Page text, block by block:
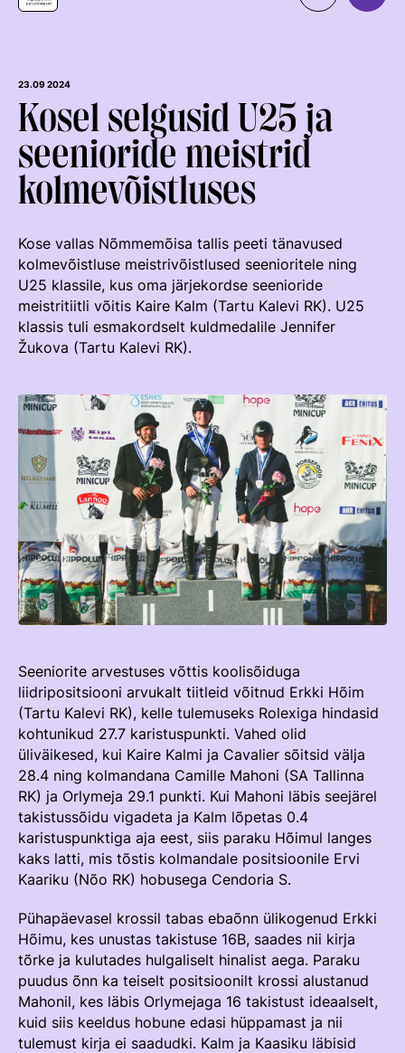
Väärtused Ja Visioon
Juhatus
Juhatuse Ja Üldkogu Protokollid
Arengukava
Teenetemärk
Logoraamat
Hobumajanduse Kaardistamise Uuring
TEENUSTE HINNAKIRI
AJALUGU
Ajajoon
Eesti Ratsasportlased Tiitlivõistlustel
Aastaraamatud
KLUBID
PROJEKTID
ERA SA
Noortespordi Toetamine
HOBUSTE HEAOLU
TURVALINE SPORT
Uudised
Ratsaspordialad
TAKISTUSSÕIT
Regulatsioonid
Võistlussarjad
Edetabelid
Ametnikud
Koolitused
Estonian Rising Stars
Mänedžer Ja Komitee
Välisvõistlustel Osaleja Meelespea
KOOLISÕIT JA PARAKOOLISÕIT
Regulatsioonid
Võistluskalender
Võistlussarjad
Ametnikud
Koolitused
Estonian Dressage Team
Mänedžer Ja Komiteed
Välisvõistlustel Osaleja Meelespea
KOLMEVÕISTLUS
Regulatsioonid
Võistluskalender
Võistlussarjad
Edetabelid
Ametnikud
Tule ratsutama
ROHELINE KAART
TUNNUSTATUD RATSAKOOLID
Treenerid
KUTSE EETIKA
EKR TREENERIKUTSEST
Kutse Andmise Kord
Taotlemine
Taastaotlemine
Õppematerjalid
Kutseeksam
Praktika Ja Mentortreenerid
Hindamiskomisjon
EOK Treenerite Register
KONTROLLI EOK TREENERI KUTSET
TALLINN HORSE SHOW
HOBUMAAILM
23.09 2024
Kosel selgusid U25 ja
seenioride meistrid
kolmevõistluses
Kose vallas Nõmmemõisa tallis peeti tänavused
kolmevõistluse meistrivõistlused seenioritele ning
U25 klassile, kus oma järjekordse seenioride
meistritiitli võitis Kaire Kalm (Tartu Kalevi RK). U25
klassis tuli esmakordselt kuldmedalile Jennifer
Žukova (Tartu Kalevi RK).
Seeniorite arvestuses võttis koolisõiduga
liidripositsiooni arvukalt tiitleid võitnud Erkki Hõim
(Tartu Kalevi RK), kelle tulemuseks Rolexiga hindasid
kohtunikud 27.7 karistuspunkti. Vahed olid
üliväikesed, kui Kaire Kalmi ja Cavalier sõitsid välja
28.4 ning kolmandana Camille Mahoni (SA Tallinna
RK) ja Orlymeja 29.1 punkti. Kui Mahoni läbis seejärel
takistussõidu vigadeta ja Kalm lõpetas 0.4
karistuspunktiga aja eest, siis paraku Hõimul langes
kaks latti, mis tõstis kolmandale positsioonile Ervi
Kaariku (Nõo RK) hobusega Cendoria S.
Pühapäevasel krossil tabas ebaõnn ülikogenud Erkki
Hõimu, kes unustas takistuse 16B, saades nii kirja
tõrke ja kulutades hulgaliselt hinalist aega. Paraku
puudus õnn ka teiselt positsioonilt krossi alustanud
Mahonil, kes läbis Orlymejaga 16 takistust ideaalselt,
kuid siis keeldus hobune edasi hüppamast ja nii
tulemust kirja ei saadudki. Kalm ja Kaasiku läbisid